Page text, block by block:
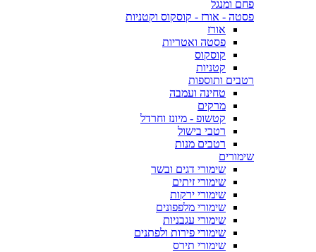
פחם ומנגל
פסטה - אורז - קוסקוס וקטניות
אורז
פסטה ואטריות
קוסקוס
קטניות
רטבים ותוספות
טחינה ועמבה
מרקים
קטשופ - מיונז וחרדל
רטבי בישול
רטבים מנות
שימורים
שימורי דגים ובשר
שימורי זיתים
שימורי ירקות
שימורי מלפפונים
שימורי עגבניות
שימורי פירות ולפתנים
שימורי תירס